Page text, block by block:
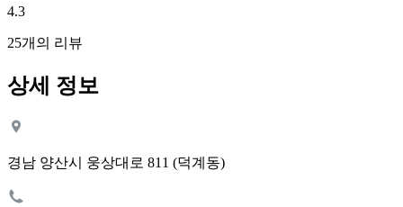
4.3
25개의 리뷰
상세 정보
경남 양산시 웅상대로 811 (덕계동)